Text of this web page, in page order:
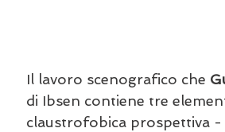
Il lavoro scenografico che
di Ibsen contiene tre
claustrofobica prospettiva -